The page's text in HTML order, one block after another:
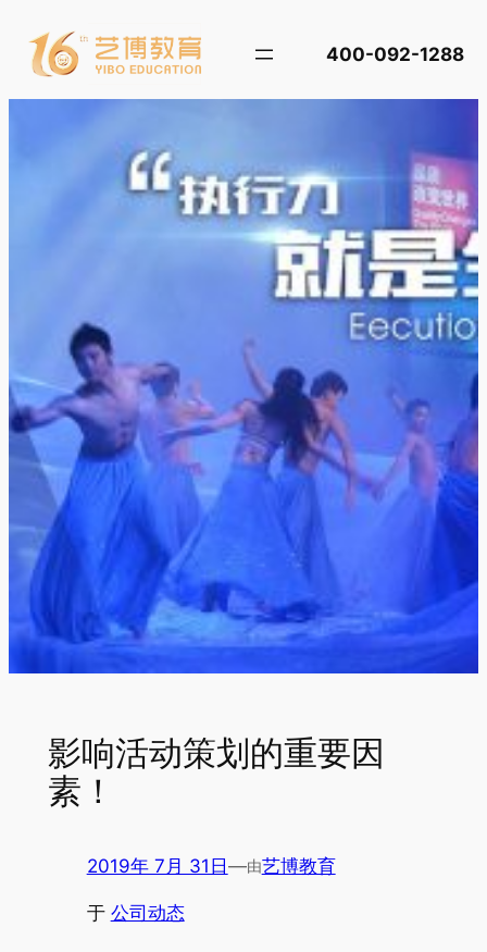
400-092-1288
影响活动策划的重要因
素！
2019年 7月 31日 —由艺博教育
于 公司动态